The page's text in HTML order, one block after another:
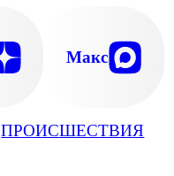
ПРОИСШЕСТВИЯ
Макс